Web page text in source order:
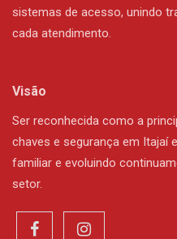
sistemas de acesso, unindo
cada atendimento.
Visão
Ser reconhecida como a
chaves e segurança em Itajaí
familiar e evoluindo
setor.